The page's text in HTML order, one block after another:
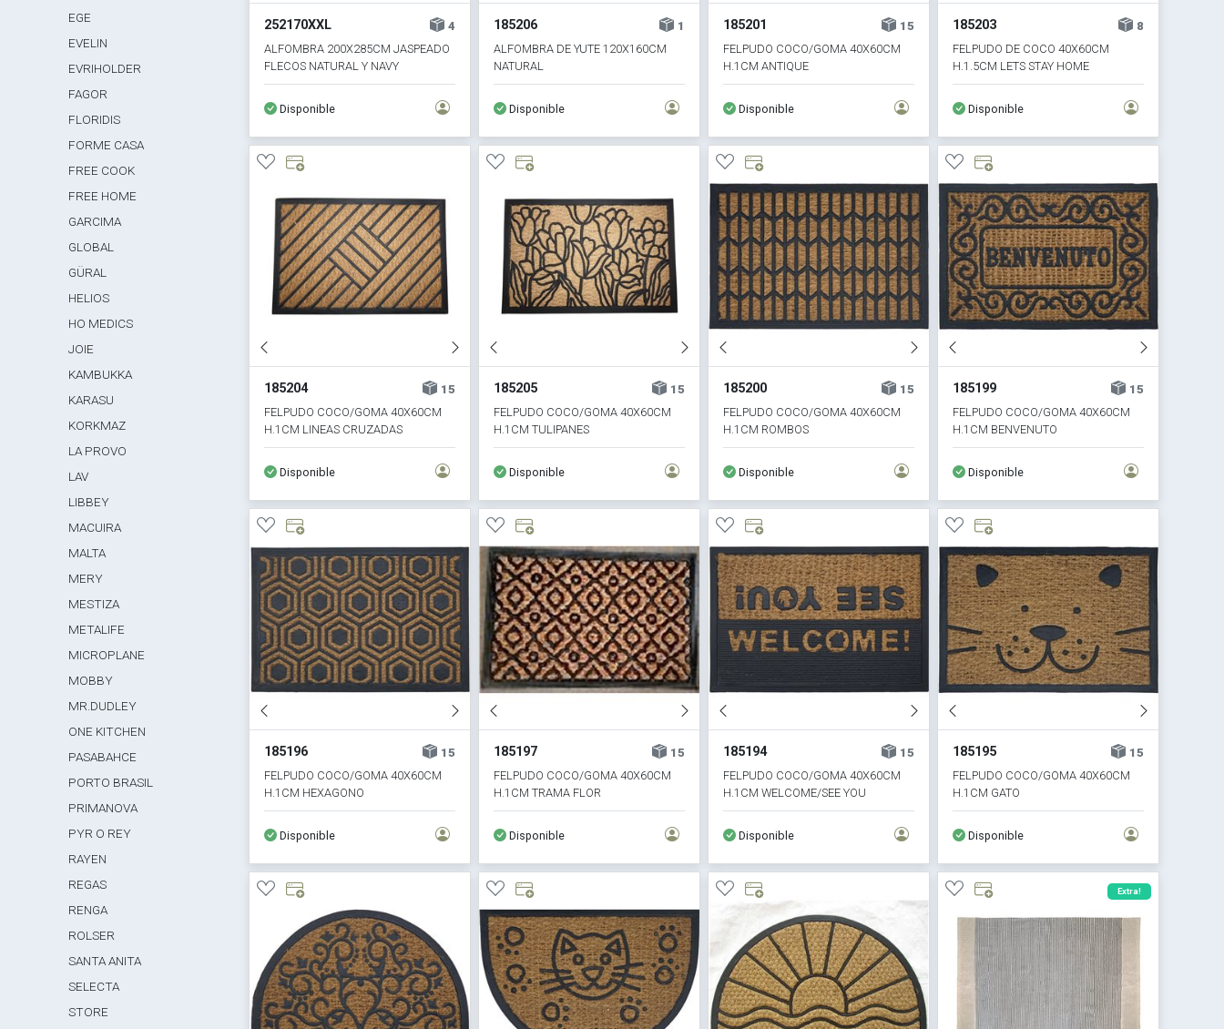
EGE
EVELIN
EVRIHOLDER
FAGOR
FLORIDIS
FORME CASA
FREE COOK
FREE HOME
GARCIMA
GLOBAL
GÜRAL
HELIOS
HO MEDICS
JOIE
KAMBUKKA
KARASU
KORKMAZ
LA PROVO
LAV
LIBBEY
MACUIRA
MALTA
MERY
MESTIZA
METALIFE
MICROPLANE
MOBBY
MR.DUDLEY
ONE KITCHEN
PASABAHCE
PORTO BRASIL
PRIMANOVA
PYR O REY
RAYEN
REGAS
RENGA
ROLSER
SANTA ANITA
SELECTA
STORE
252170XXL
4
ALFOMBRA 200X285CM JASPEADO
FLECOS NATURAL Y NAVY
Disponible
185206
1
ALFOMBRA DE YUTE 120X160CM
NATURAL
Disponible
185201
15
FELPUDO COCO/GOMA 40X60CM
H.1CM ANTIQUE
Disponible
185203
8
FELPUDO DE COCO 40X60CM
H.1.5CM LETS STAY HOME
Disponible
185204
15
FELPUDO COCO/GOMA 40X60CM
H.1CM LINEAS CRUZADAS
Disponible
185205
15
FELPUDO COCO/GOMA 40X60CM
H.1CM TULIPANES
Disponible
185200
15
FELPUDO COCO/GOMA 40X60CM
H.1CM ROMBOS
Disponible
185199
15
FELPUDO COCO/GOMA 40X60CM
H.1CM BENVENUTO
Disponible
185196
15
FELPUDO COCO/GOMA 40X60CM
H.1CM HEXAGONO
Disponible
185197
15
FELPUDO COCO/GOMA 40X60CM
H.1CM TRAMA FLOR
Disponible
185194
15
FELPUDO COCO/GOMA 40X60CM
H.1CM WELCOME/SEE YOU
Disponible
185195
15
FELPUDO COCO/GOMA 40X60CM
H.1CM GATO
Disponible
Extra!